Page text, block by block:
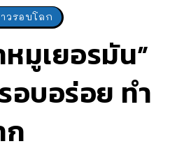
วรอบโลก
มูเยอรมัน”
อบอร่อย ทำ
ก